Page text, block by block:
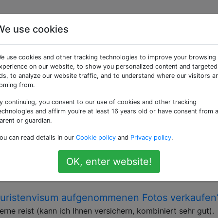
getaggte Fragen
Zweck der Besichtigung ausgestellt wird.
Straftaten und Verurteilungen meines
angeben?
für den Betrag von 20 GBP, weil ich am
konnte. Ich dachte, ich könnte die Reise mit
galt die Gegend als außerhalb des Londoner
kaufen sollte. …
aufgenommenen Fotos
reist (kann ich Ihnen versichern, kombiniert sehr gut).
use cookies
use cookies and other tracking technologies to improve your browsing
on our website, to show you personalized content and targeted
to analyze our website traffic, and to understand where our visitors
from.
continuing, you consent to our use of cookies and other tracking
and affirm you're at least 16 years old or have consent from a
or guardian.
can read details in our Cookie policy and Privacy policy.
OK, enter website!